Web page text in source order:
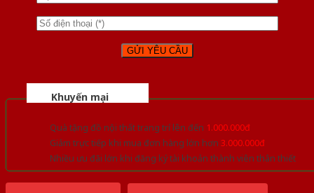
Khuyến mại
Quà tặng đồ nội thất trang trí lên đến 1.000.000đ
Giảm trực tiếp khi mua đơn hàng lớn hơn 3.000.000đ
Nhiều ưu đãi lớn khi đăng ký tài khoản thành viên thân thiết